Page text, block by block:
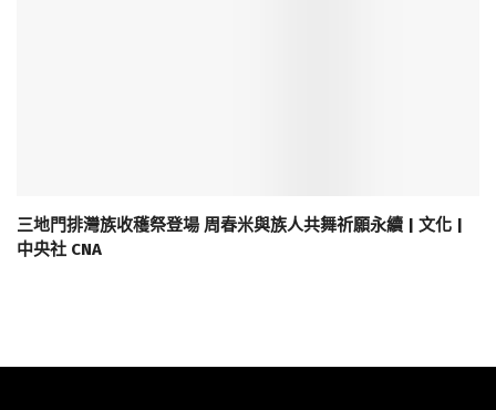
三地門排灣族收穫祭登場 周春米與族人共舞祈願永續 | 文化 |
中央社 CNA